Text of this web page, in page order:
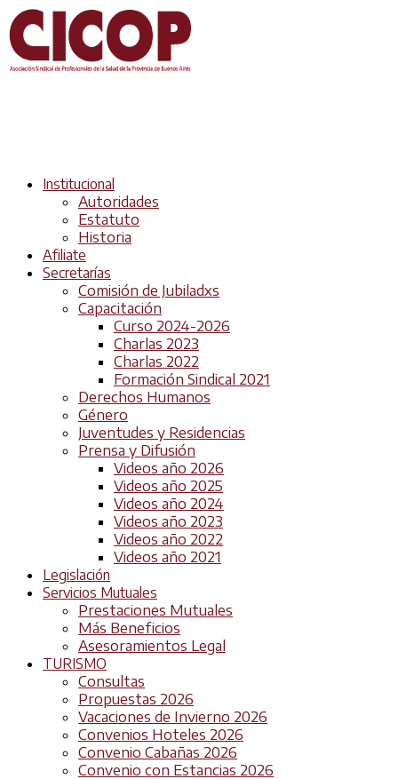
Institucional
Autoridades
Estatuto
Historia
Afiliate
Secretarías
Comisión de Jubiladxs
Capacitación
Curso 2024-2026
Charlas 2023
Charlas 2022
Formación Sindical 2021
Derechos Humanos
Género
Juventudes y Residencias
Prensa y Difusión
Videos año 2026
Videos año 2025
Videos año 2024
Videos año 2023
Videos año 2022
Videos año 2021
Legislación
Servicios Mutuales
Prestaciones Mutuales
Más Beneficios
Asesoramientos Legal
TURISMO
Consultas
Propuestas 2026
Vacaciones de Invierno 2026
Convenios Hoteles 2026
Convenio Cabañas 2026
Convenio con Estancias 2026